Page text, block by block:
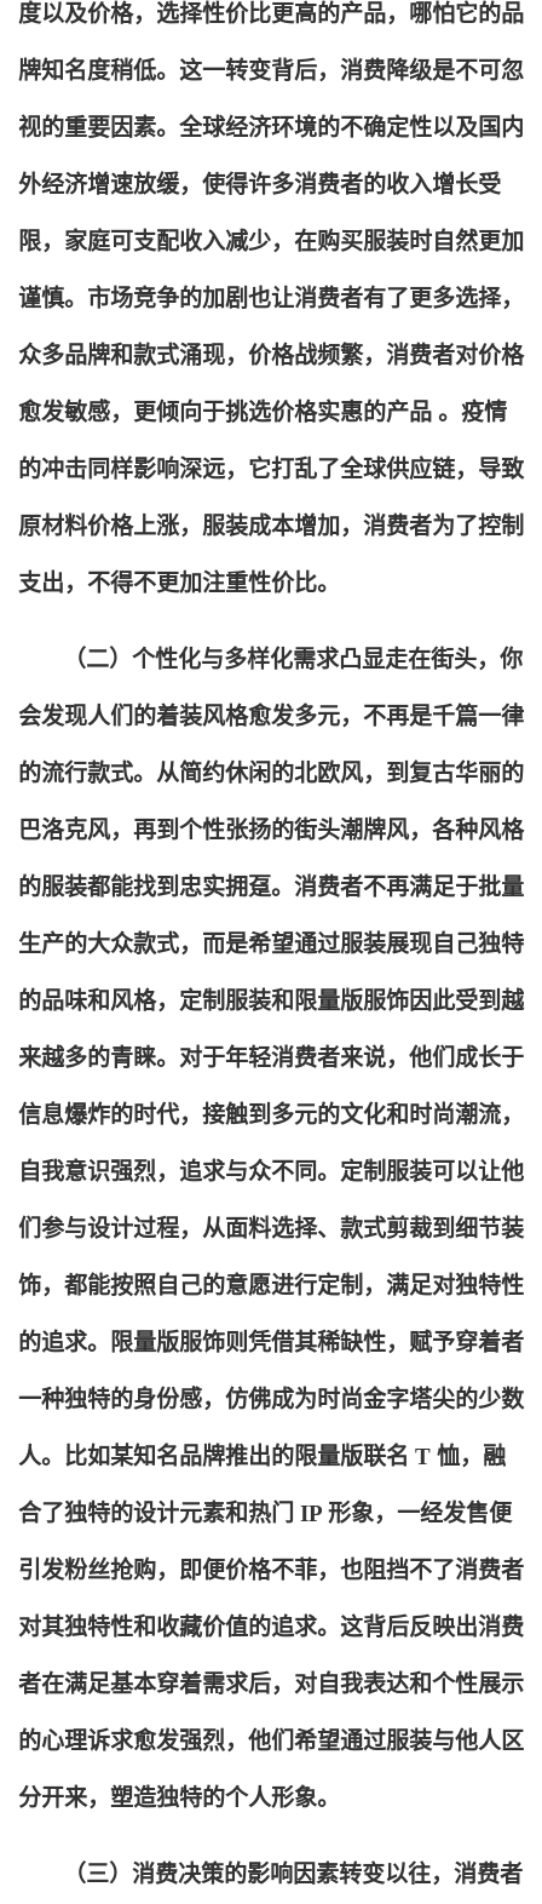
度以及价格，选择性价比更高的产品，哪怕它的品
牌知名度稍低。这一转变背后，消费降级是不可忽
视的重要因素。全球经济环境的不确定性以及国内
外经济增速放缓，使得许多消费者的收入增长受
限，家庭可支配收入减少，在购买服装时自然更加
谨慎。市场竞争的加剧也让消费者有了更多选择，
众多品牌和款式涌现，价格战频繁，消费者对价格
愈发敏感，更倾向于挑选价格实惠的产品 。疫情
的冲击同样影响深远，它打乱了全球供应链，导致
原材料价格上涨，服装成本增加，消费者为了控制
支出，不得不更加注重性价比。
（二）个性化与多样化需求凸显走在街头，你
会发现人们的着装风格愈发多元，不再是千篇一律
的流行款式。从简约休闲的北欧风，到复古华丽的
巴洛克风，再到个性张扬的街头潮牌风，各种风格
的服装都能找到忠实拥趸。消费者不再满足于批量
生产的大众款式，而是希望通过服装展现自己独特
的品味和风格，定制服装和限量版服饰因此受到越
来越多的青睐。对于年轻消费者来说，他们成长于
信息爆炸的时代，接触到多元的文化和时尚潮流，
自我意识强烈，追求与众不同。定制服装可以让他
们参与设计过程，从面料选择、款式剪裁到细节装
饰，都能按照自己的意愿进行定制，满足对独特性
的追求。限量版服饰则凭借其稀缺性，赋予穿着者
一种独特的身份感，仿佛成为时尚金字塔尖的少数
人。比如某知名品牌推出的限量版联名 T 恤，融
合了独特的设计元素和热门 IP 形象，一经发售便
引发粉丝抢购，即便价格不菲，也阻挡不了消费者
对其独特性和收藏价值的追求。这背后反映出消费
者在满足基本穿着需求后，对自我表达和个性展示
的心理诉求愈发强烈，他们希望通过服装与他人区
分开来，塑造独特的个人形象。
（三）消费决策的影响因素转变以往，消费者